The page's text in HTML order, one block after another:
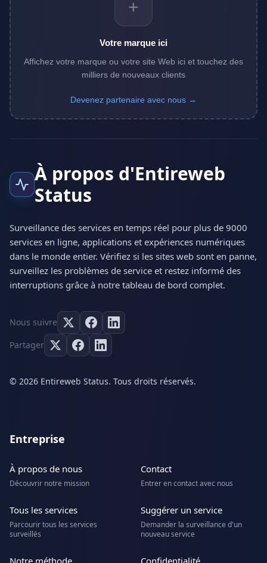
+
Votre marque ici
Affichez votre marque ou votre site Web ici et touchez des
milliers de nouveaux clients
Devenez partenaire avec nous →
À propos d'Entireweb
Status
Surveillance des services en temps réel pour plus de 9000
services en ligne, applications et expériences numériques
dans le monde entier. Vérifiez si les sites web sont en panne,
surveillez les problèmes de service et restez informé des
interruptions grâce à notre tableau de bord complet.
Nous suivre
Partager
© 2026 Entireweb Status. Tous droits réservés.
Entreprise
À propos de nous
Découvrir notre mission
Contact
Entrer en contact avec nous
Tous les services
Parcourir tous les services
surveillés
Suggérer un service
Demander la surveillance d'un
nouveau service